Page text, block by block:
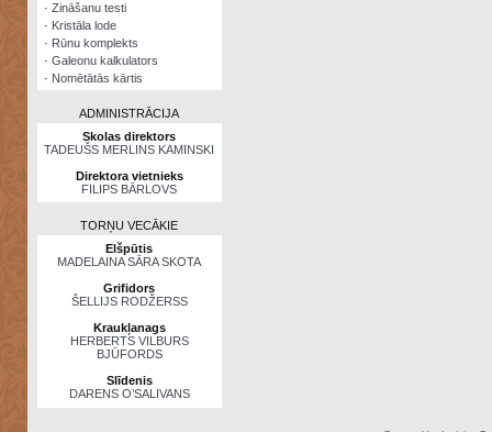
· Zināšanu testi
· Kristāla lode
· Rūnu komplekts
· Galeonu kalkulators
· Nomētātās kārtis
ADMINISTRĀCIJA
Skolas direktors
TADEUŠS MERLINS KAMINSKI
Direktora vietnieks
FILIPS BĀRLOVS
TORŅU VECĀKIE
Elšpūtis
MADELAINA SĀRA SKOTA
Grifidors
ŠELLIJS RODŽERSS
Kraukļanags
HERBERTS VILBURS
BJŪFORDS
Slīdenis
DARENS O’SALIVANS